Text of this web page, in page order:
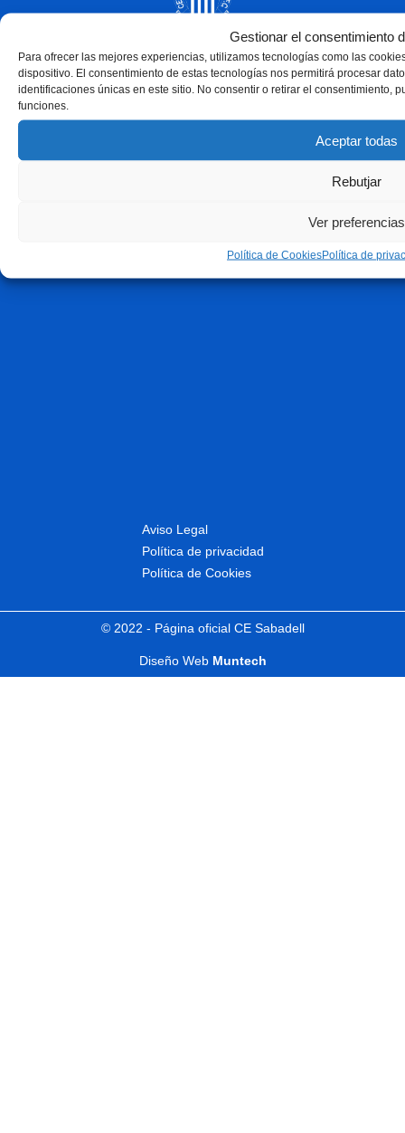
Gestionar el consentimiento
Para ofrecer las mejores experiencias, utilizamos tecnologías como las
dispositivo. El consentimiento de estas tecnologías nos permitirá procesar
identificaciones únicas en este sitio. No consentir o retirar el consentimiento,
funciones.
Aceptar todas
Rebutjar
Ver preferencias
Política de CookiesPolítica de
Aviso Legal
Política de privacidad
Política de Cookies
© 2022 - Página oficial CE Sabadell
Diseño Web Muntech